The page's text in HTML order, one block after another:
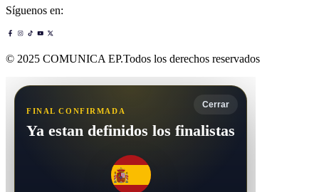
Síguenos en:
© 2025 COMUNICA EP.Todos los derechos reservados
Cerrar
FINAL CONFIRMADA
Ya estan definidos los finalistas